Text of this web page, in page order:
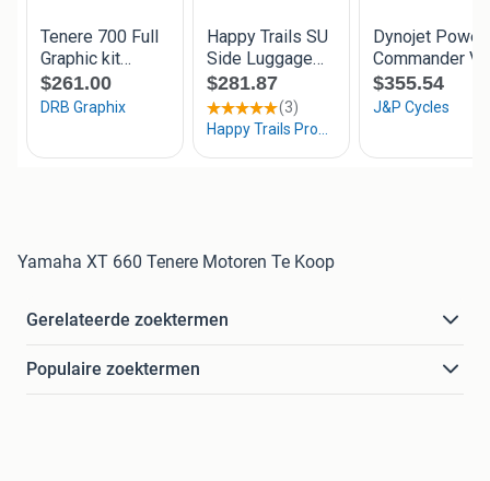
Yamaha XT 660 Tenere Motoren Te Koop
Gerelateerde zoektermen
Populaire zoektermen